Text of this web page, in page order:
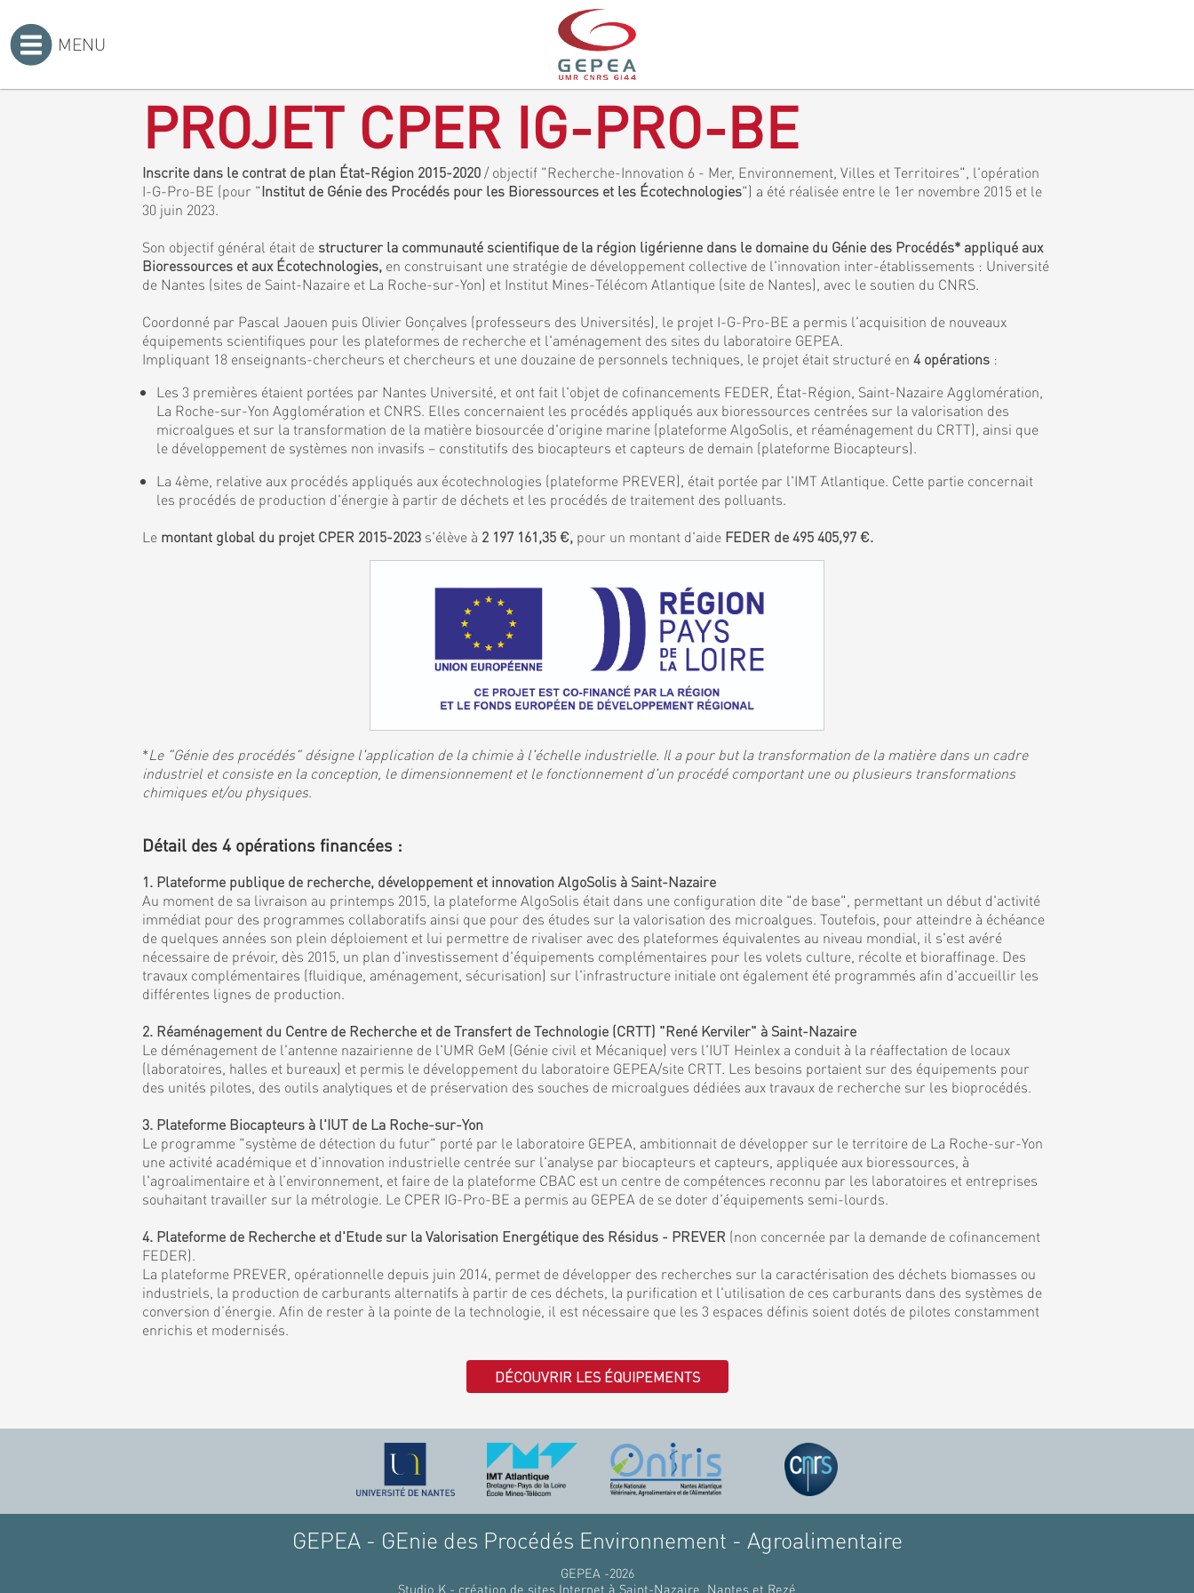
MENU
PROJET CPER IG-PRO-BE
Inscrite dans le contrat de plan État-Région 2015-2020 / objectif "Recherche-Innovation 6 - Mer, Environnement, Villes et Territoires", l'opération
I-G-Pro-BE (pour "Institut de Génie des Procédés pour les Bioressources et les Écotechnologies") a été réalisée entre le 1er novembre 2015 et le
30 juin 2023.
Son objectif général était de structurer la communauté scientifique de la région ligérienne dans le domaine du Génie des Procédés* appliqué aux
Bioressources et aux Écotechnologies, en construisant une stratégie de développement collective de l'innovation inter-établissements : Université
de Nantes (sites de Saint-Nazaire et La Roche-sur-Yon) et Institut Mines-Télécom Atlantique (site de Nantes), avec le soutien du CNRS.
Coordonné par Pascal Jaouen puis Olivier Gonçalves (professeurs des Universités), le projet I-G-Pro-BE a permis l'acquisition de nouveaux
équipements scientifiques pour les plateformes de recherche et l'aménagement des sites du laboratoire GEPEA.
Impliquant 18 enseignants-chercheurs et chercheurs et une douzaine de personnels techniques, le projet était structuré en 4 opérations :
Les 3 premières étaient portées par Nantes Université, et ont fait l'objet de cofinancements FEDER, État-Région, Saint-Nazaire Agglomération,
La Roche-sur-Yon Agglomération et CNRS. Elles concernaient les procédés appliqués aux bioressources centrées sur la valorisation des
microalgues et sur la transformation de la matière biosourcée d'origine marine (plateforme AlgoSolis, et réaménagement du CRTT), ainsi que
le développement de systèmes non invasifs – constitutifs des biocapteurs et capteurs de demain (plateforme Biocapteurs).
La 4ème, relative aux procédés appliqués aux écotechnologies (plateforme PREVER), était portée par l'IMT Atlantique. Cette partie concernait
les procédés de production d'énergie à partir de déchets et les procédés de traitement des polluants.
Le montant global du projet CPER 2015-2023 s'élève à 2 197 161,35 €, pour un montant d'aide FEDER de 495 405,97 €.
*Le "Génie des procédés" désigne l'application de la chimie à l'échelle industrielle. Il a pour but la transformation de la matière dans un cadre
industriel et consiste en la conception, le dimensionnement et le fonctionnement d'un procédé comportant une ou plusieurs transformations
chimiques et/ou physiques.
Détail des 4 opérations financées :
1. Plateforme publique de recherche, développement et innovation AlgoSolis à Saint-Nazaire
Au moment de sa livraison au printemps 2015, la plateforme AlgoSolis était dans une configuration dite "de base", permettant un début d'activité
immédiat pour des programmes collaboratifs ainsi que pour des études sur la valorisation des microalgues. Toutefois, pour atteindre à échéance
de quelques années son plein déploiement et lui permettre de rivaliser avec des plateformes équivalentes au niveau mondial, il s'est avéré
nécessaire de prévoir, dès 2015, un plan d'investissement d'équipements complémentaires pour les volets culture, récolte et bioraffinage. Des
travaux complémentaires (fluidique, aménagement, sécurisation) sur l'infrastructure initiale ont également été programmés afin d'accueillir les
différentes lignes de production.
2. Réaménagement du Centre de Recherche et de Transfert de Technologie (CRTT) "René Kerviler" à Saint-Nazaire
Le déménagement de l'antenne nazairienne de l'UMR GeM (Génie civil et Mécanique) vers l'IUT Heinlex a conduit à la réaffectation de locaux
(laboratoires, halles et bureaux) et permis le développement du laboratoire GEPEA/site CRTT. Les besoins portaient sur des équipements pour
des unités pilotes, des outils analytiques et de préservation des souches de microalgues dédiées aux travaux de recherche sur les bioprocédés.
3. Plateforme Biocapteurs à l'IUT de La Roche-sur-Yon
Le programme "système de détection du futur" porté par le laboratoire GEPEA, ambitionnait de développer sur le territoire de La Roche-sur-Yon
une activité académique et d'innovation industrielle centrée sur l'analyse par biocapteurs et capteurs, appliquée aux bioressources, à
l'agroalimentaire et à l’environnement, et faire de la plateforme CBAC est un centre de compétences reconnu par les laboratoires et entreprises
souhaitant travailler sur la métrologie. Le CPER IG-Pro-BE a permis au GEPEA de se doter d'équipements semi-lourds.
4. Plateforme de Recherche et d'Etude sur la Valorisation Energétique des Résidus - PREVER (non concernée par la demande de cofinancement
FEDER).
La plateforme PREVER, opérationnelle depuis juin 2014, permet de développer des recherches sur la caractérisation des déchets biomasses ou
industriels, la production de carburants alternatifs à partir de ces déchets, la purification et l'utilisation de ces carburants dans des systèmes de
conversion d’énergie. Afin de rester à la pointe de la technologie, il est nécessaire que les 3 espaces définis soient dotés de pilotes constamment
enrichis et modernisés.
DÉCOUVRIR LES ÉQUIPEMENTS
GEPEA - GEnie des Procédés Environnement - Agroalimentaire
GEPEA -2026
Studio K - création de sites Internet à Saint-Nazaire, Nantes et Rezé